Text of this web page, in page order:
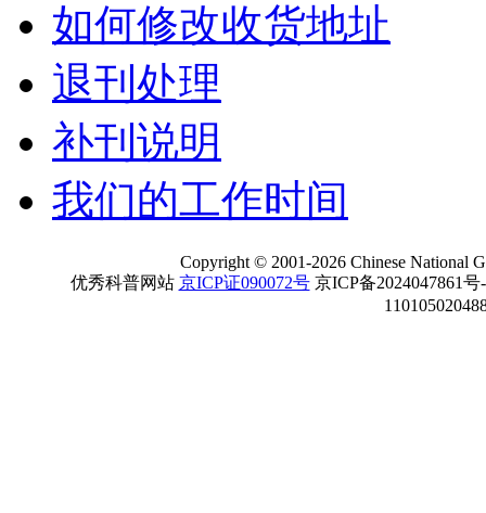
如何修改收货地址
退刊处理
补刊说明
我们的工作时间
Copyright ©2001-2026 Chinese National
优秀科普网站 京ICP证090072号京ICP备2024047861